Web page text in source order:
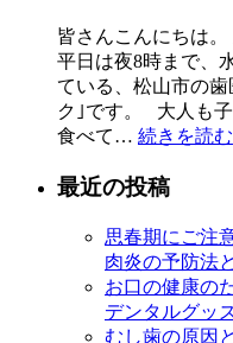
皆さんこんにちは。
平日は夜8時まで、
ている、松山市の
ク｣です。 大人も
食べて… 続きを読む
最近の投稿
思春期にご注
肉炎の予防法
お口の健康の
デンタルグッ
むし歯の原因